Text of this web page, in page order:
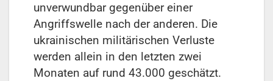
unverwundbar gegenüber einer
Angriffswelle nach der anderen. Die
ukrainischen militärischen Verluste
werden allein in den letzten zwei
Monaten auf rund 43.000 geschätzt.